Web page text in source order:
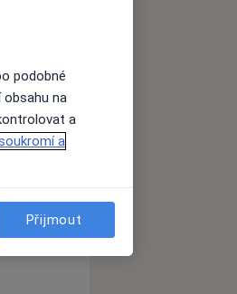
Ne
Srpen
podobné
na
a
a
Přijmout